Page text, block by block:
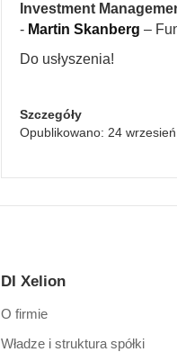
Investment
- Martin Skanberg –
Do usłyszenia!
Szczegóły
Opublikowano: 24 wrzesień
DI Xelion
O firmie
Władze i struktura spółki